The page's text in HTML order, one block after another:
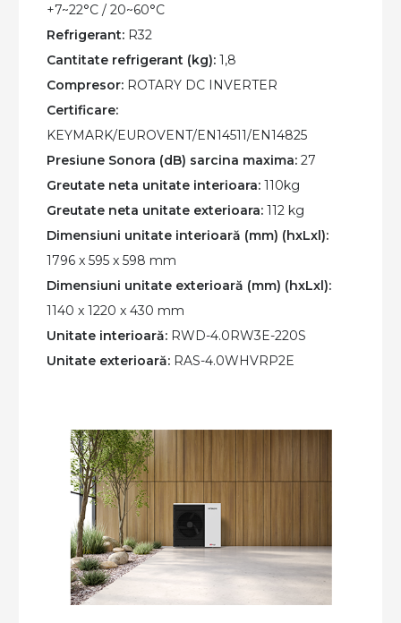
+7~22°C / 20~60°C​
Refrigerant: R32
Cantitate refrigerant (kg): 1,8
Compresor: ROTARY DC INVERTER
Certificare:
KEYMARK/EUROVENT/EN14511/EN14825
Presiune Sonora (dB) sarcina maxima: 27
Greutate neta unitate interioara: 110kg
Greutate neta unitate exterioara: 112 kg
Dimensiuni unitate interioară (mm) (hxLxl):
1796 x 595 x 598 mm
Dimensiuni unitate exterioară (mm) (hxLxl):
1140 x 1220 x 430 mm
Unitate interioară: RWD-4.0RW3E-220S
Unitate exterioară: RAS-4.0WHVRP2E